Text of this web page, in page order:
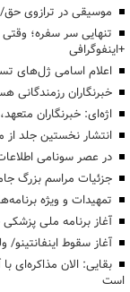
موسیقی در ترازوی حق/
تنهایی سر سفره؛
+اینفوگرافی
اعلام اسامی ژل‌های
خبرنگاران رزمندگانی
اژه‌ای: خبرنگاران
انتشار نخستین جلد
در عصر سونامی
جزئیات مراسم بزرگ
تمهیدات و ویژه
آغاز برنامه ملی پزشکی خانواده در ۲۰ شهر فاز
آغاز سقوط
بقایی: الان مذاکره‌ای
است